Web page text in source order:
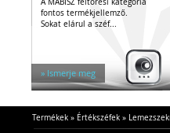
fontos termékjellemző.
Sokat elárul a széf...
» Ismerje meg
Termékek» Értékszéfek»